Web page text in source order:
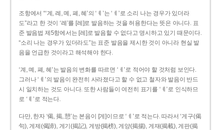
조항에서 “‘계, 례, 몌, 폐, 혜’의 ‘ㅖ’는 ‘ㅔ’로 소리 나는 경우가 있더라
도”라고 한 것이 ‘례’를 [레]로 발음하는 것을 허용한다는 뜻은 아니다. 표
준 발음법 제5항에서는 [레]로 발음할 수 없다고 명시하고 있기 때문이다.
“소리 나는 경우가 있더라도”는 표준 발음을 제시한 것이 아니라 현실 발
음을 언급한 것이라고 해석해야 한다.
‘계, 몌, 폐, 혜’는 발음의 변화를 따르면 ‘ㅔ’로 적어야 할 것처럼 보인다.
그러나 ‘ㅖ’의 발음이 완전히 사라졌다고 할 수 없고 철자와 발음이 반드
시 일치하는 것도 아니다. 또한 사람들이 여전히 표기를 ‘ㅖ’로 인식하므
로 ‘ㅖ’로 적는다.
다만, 한자 ‘偈, 揭, 憩’는 본음이 [게]이므로 ‘ㅔ’로 적는다. 따라서 ‘게구(偈
句), 게제(偈諦), 게기(揭記), 게방(揭榜), 게양(揭揚), 게재(揭載), 게판(揭